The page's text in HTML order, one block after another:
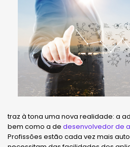
traz à tona uma nova realidade: a
bem como a de desenvolvedor de
Profissões estão cada vez mais